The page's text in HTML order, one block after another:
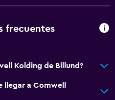
frecuentes
Kolding de Billund?
llegar a Comwell